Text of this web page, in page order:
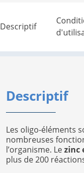
Descriptif
Descriptif
Les oligo-éléments
nombreuses
l’organisme. Lezinc
plus de 200